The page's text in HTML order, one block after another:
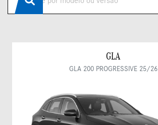
GLA
GLA 200 PROGRESSIVE 25/26